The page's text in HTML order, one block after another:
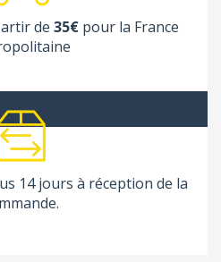
de 35€pour la France
14 jours à réception de la